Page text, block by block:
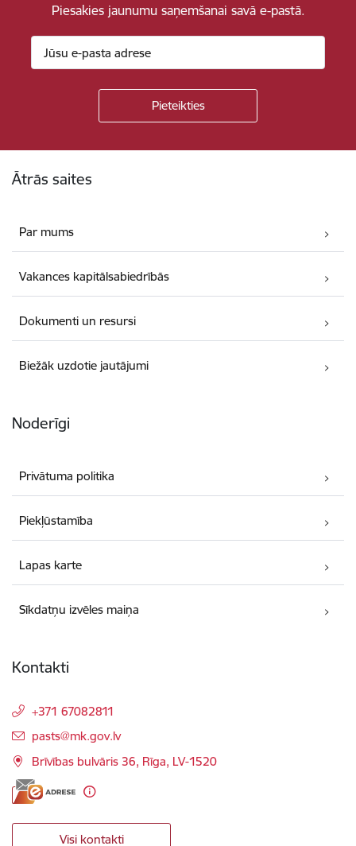
Piesakies jaunumu saņemšanai savā e-pastā.
Ātrās saites
Par mums
Vakances kapitālsabiedrībās
Dokumenti un resursi
Biežāk uzdotie jautājumi
Noderīgi
Privātuma politika
Piekļūstamība
Lapas karte
Sīkdatņu izvēles maiņa
Kontakti
+371 67082811
E-pasts:
pasts@mk.gov.lv
Brīvības bulvāris 36, Rīga, LV-1520
Visi kontakti